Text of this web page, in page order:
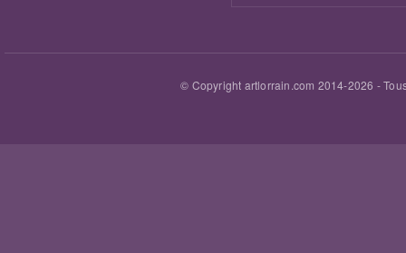
© Copyright artlorrain.com 2014-2026 -